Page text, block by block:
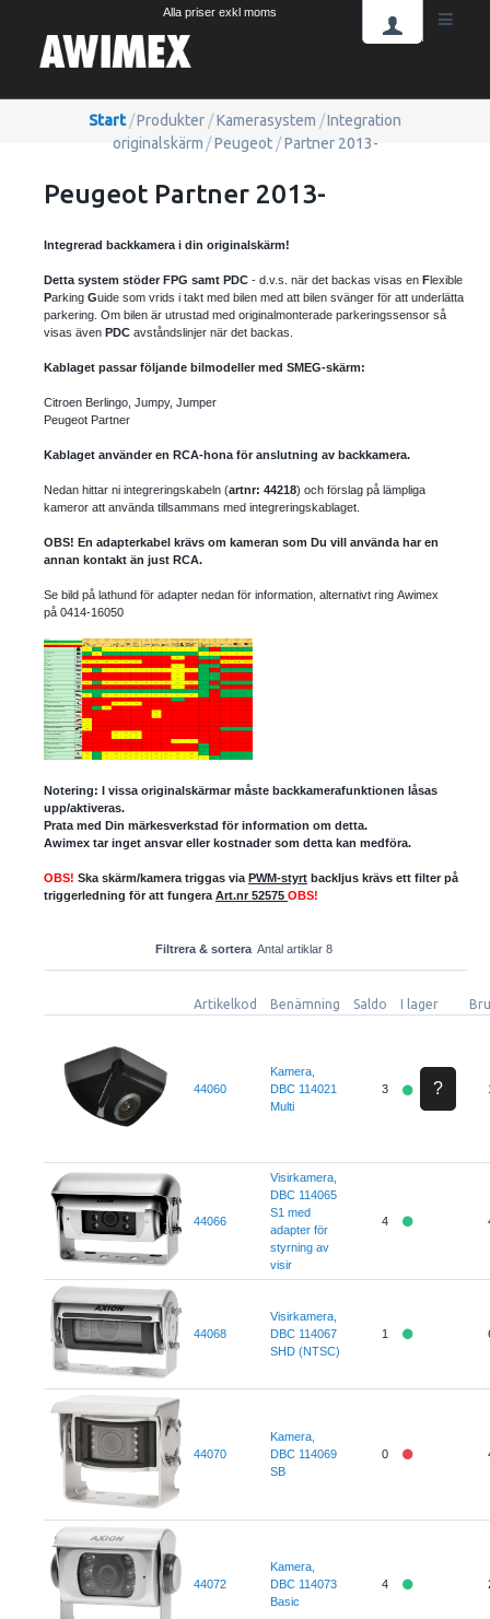
Alla priser exkl moms
Start /Produkter /Kamerasystem /Integration
originalskärm /Peugeot / Partner 2013-
Peugeot Partner 2013-
Integrerad backkamera i din originalskärm!
Detta system stöder FPG samt PDC - d.v.s. när det backas visas en Flexible
Parking Guide som vrids i takt med bilen med att bilen svänger för att underlätta
parkering. Om bilen är utrustad med originalmonterade parkeringssensor så
visas även PDC avståndslinjer när det backas.
Kablaget passar följande bilmodeller med SMEG-skärm:
Citroen Berlingo, Jumpy, Jumper
Peugeot Partner
Kablaget använder en RCA-hona för anslutning av backkamera.
Nedan hittar ni integreringskabeln (artnr: 44218) och förslag på lämpliga
kameror att använda tillsammans med integreringskablaget.
OBS! En adapterkabel krävs om kameran som Du vill använda har en
annan kontakt än just RCA.
Se bild på lathund för adapter nedan för information, alternativt ring Awimex
på 0414-16050
Notering: I vissa originalskärmar måste backkamerafunktionen låsas
upp/aktiveras.
Prata med Din märkesverkstad för information om detta.
Awimex tar inget ansvar eller kostnader som detta kan medföra.
OBS! Ska skärm/kamera triggas via PWM-styrt backljus krävs ett filter på
triggerledning för att fungera Art.nr 52575 OBS!
Filtrera & sortera Antal artiklar 8
Artikelkod Benämning Saldo I lager
44060
Kamera,
DBC 114021
Multi
3 ?
44066
Visirkamera,
DBC 114065
S1 med
adapter för
styrning av
visir
4
44068
Visirkamera,
DBC 114067
SHD (NTSC)
1
44070
Kamera,
DBC 114069
SB
0
44072
Kamera,
DBC 114073
Basic
4